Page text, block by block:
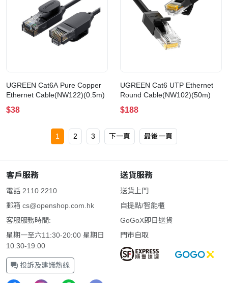
UGREEN Cat6A Pure Copper
Ethernet Cable(NW122)(0.5m)
$38
UGREEN Cat6 UTP Ethernet
Round Cable(NW102)(50m)
$188
1 2 3 下一頁 最後一頁
客戶服務
電話 2110 2210
郵箱 cs@openshop.com.hk
客服服務時間:
星期一至六11:30-20:00 星期日
10:30-19:00
投訴及建議熱線
送貨服務
送貨上門
自提點/智能櫃
GoGoX即日送貨
門市自取